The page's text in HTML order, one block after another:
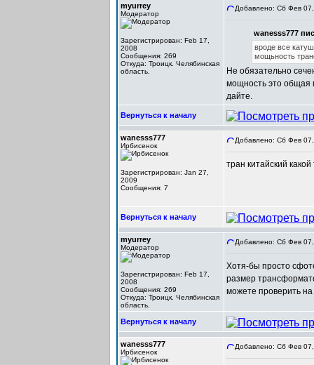
myurrey
Модератор
Зарегистрирован: Feb 17,
2008
Сообщения: 269
Откуда: Троицк. Челябинская
область.
Добавлено: Сб Фев
wanesss777
вроде все
мощьность
Не обязательно
мощность это общая
дайте.
Вернуться к началу
wanesss777
Ирбисенок
Зарегистрирован: Jan 27,
2009
Сообщения: 7
Добавлено: Сб Фев
тран китайский
Вернуться к началу
myurrey
Модератор
Зарегистрирован: Feb 17,
2008
Сообщения: 269
Откуда: Троицк. Челябинская
область.
Добавлено: Сб Фев
Хотя-бы просто
размер
можете проверить
Вернуться к началу
wanesss777
Ирбисенок
Добавлено: Сб Фев